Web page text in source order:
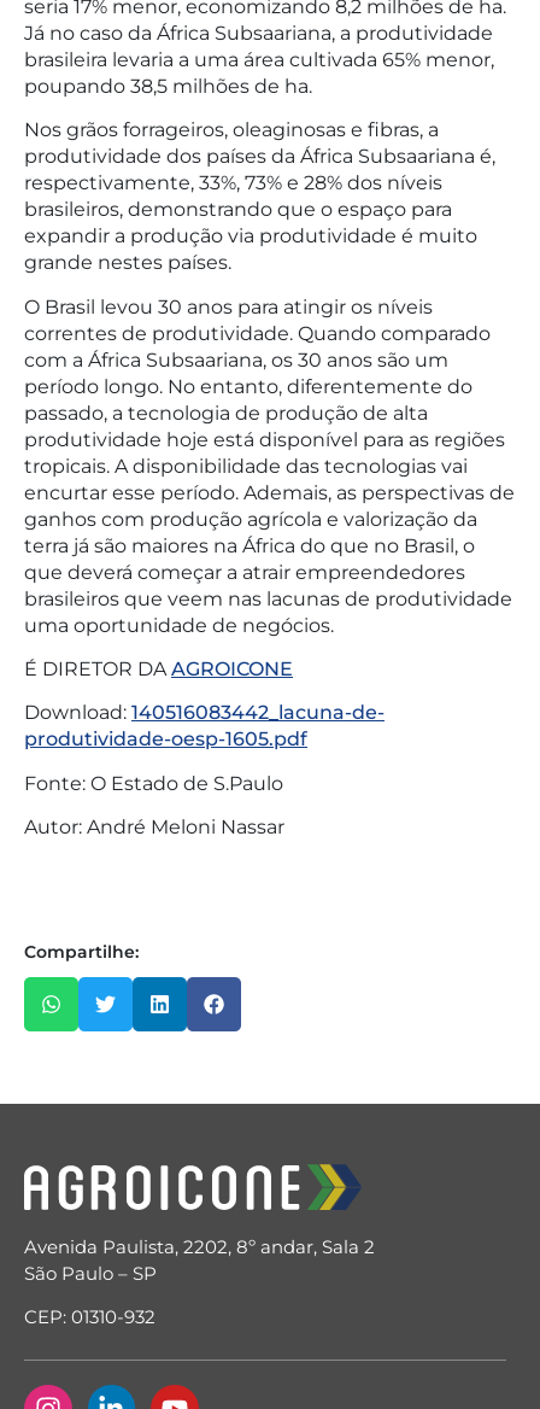
seria 17% menor, economizando 8,2 milhões de ha.
Já no caso da África Subsaariana, a produtividade
brasileira levaria a uma área cultivada 65% menor,
poupando 38,5 milhões de ha.
Nos grãos forrageiros, oleaginosas e fibras, a
produtividade dos países da África Subsaariana é,
respectivamente, 33%, 73% e 28% dos níveis
brasileiros, demonstrando que o espaço para
expandir a produção via produtividade é muito
grande nestes países.
O Brasil levou 30 anos para atingir os níveis
correntes de produtividade. Quando comparado
com a África Subsaariana, os 30 anos são um
período longo. No entanto, diferentemente do
passado, a tecnologia de produção de alta
produtividade hoje está disponível para as regiões
tropicais. A disponibilidade das tecnologias vai
encurtar esse período. Ademais, as perspectivas de
ganhos com produção agrícola e valorização da
terra já são maiores na África do que no Brasil, o
que deverá começar a atrair empreendedores
brasileiros que veem nas lacunas de produtividade
uma oportunidade de negócios.
É DIRETOR DAAGROICONE
Download: 140516083442_lacuna-de-
produtividade-oesp-1605.pdf
Fonte: O Estado de S.Paulo
Autor: André Meloni Nassar
Compartilhe:
Avenida Paulista, 2202, 8º andar, Sala 2
São Paulo – SP
CEP: 01310-932